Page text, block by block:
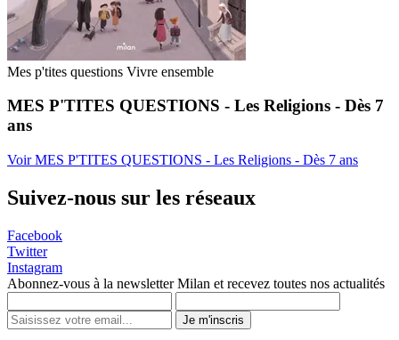
Mes p'tites questions Vivre ensemble
MES P'TITES QUESTIONS - Les Religions - Dès 7
ans
Voir MES P'TITES QUESTIONS - Les Religions - Dès 7 ans
Suivez-nous sur les réseaux
Facebook
Twitter
Instagram
Abonnez-vous à la newsletter Milan et recevez toutes nos actualités
Je m'inscris